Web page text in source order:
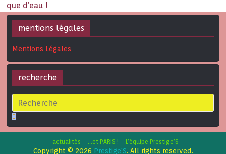
que d’eau !
mentions légales
Mentions Légales
recherche
actualités …et PARIS ! L’équipe Prestige’S
Copyright © 2026 Prestige'S. All rights reserved.